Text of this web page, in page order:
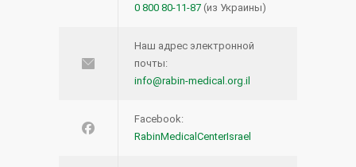
0 800 80-11-87 (из Украины)
Наш адрес электронной
почты:
info@rabin-medical.org.il
Facebook:
RabinMedicalCenterIsrael